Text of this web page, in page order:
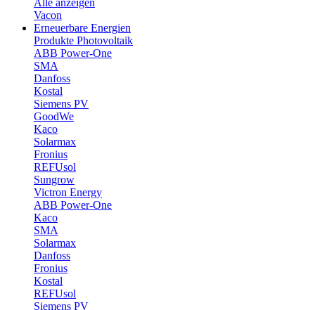
Alle anzeigen
Vacon
Erneuerbare Energien
Produkte Photovoltaik
ABB Power-One
SMA
Danfoss
Kostal
Siemens PV
GoodWe
Kaco
Solarmax
Fronius
REFUsol
Sungrow
Victron Energy
ABB Power-One
Kaco
SMA
Solarmax
Danfoss
Fronius
Kostal
REFUsol
Siemens PV